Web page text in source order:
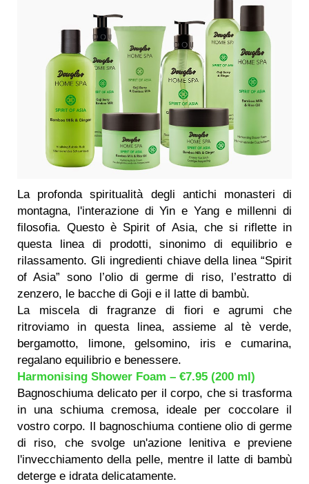
La profonda spiritualità degli antichi monasteri di
montagna, l'interazione di Yin e Yang e millenni di
filosofia. Questo è Spirit of Asia, che si riflette in
questa linea di prodotti, sinonimo di equilibrio e
rilassamento. Gli ingredienti chiave della linea “Spirit
of Asia” sono l’olio di germe di riso, l’estratto di
zenzero, le bacche di Goji e il latte di bambù.
La miscela di fragranze di fiori e agrumi che
ritroviamo in questa linea, assieme al tè verde,
bergamotto, limone, gelsomino, iris e cumarina,
regalano equilibrio e benessere.
Harmonising Shower Foam – €7.95 (200 ml)
Bagnoschiuma delicato per il corpo, che si trasforma
in una schiuma cremosa, ideale per coccolare il
vostro corpo. Il bagnoschiuma contiene olio di germe
di riso, che svolge un'azione lenitiva e previene
l'invecchiamento della pelle, mentre il latte di bambù
deterge e idrata delicatamente.